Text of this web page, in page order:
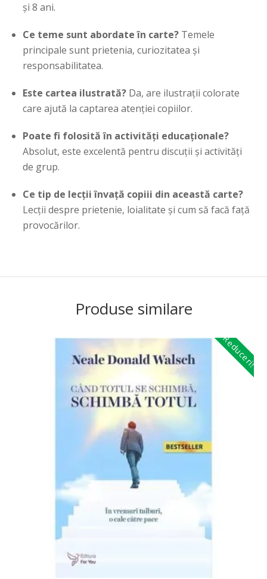
și 8 ani.
Ce teme sunt abordate în carte? Temele
principale sunt prietenia, curiozitatea și
responsabilitatea.
Este cartea ilustrată? Da, are ilustrații colorate
care ajută la captarea atenției copiilor.
Poate fi folosită în activități educaționale?
Absolut, este excelentă pentru discuții și activități
de grup.
Ce tip de lecții învață copiii din această carte?
Lecții despre prietenie, loialitate și cum să facă față
provocărilor.
Produse similare
Reduceri!